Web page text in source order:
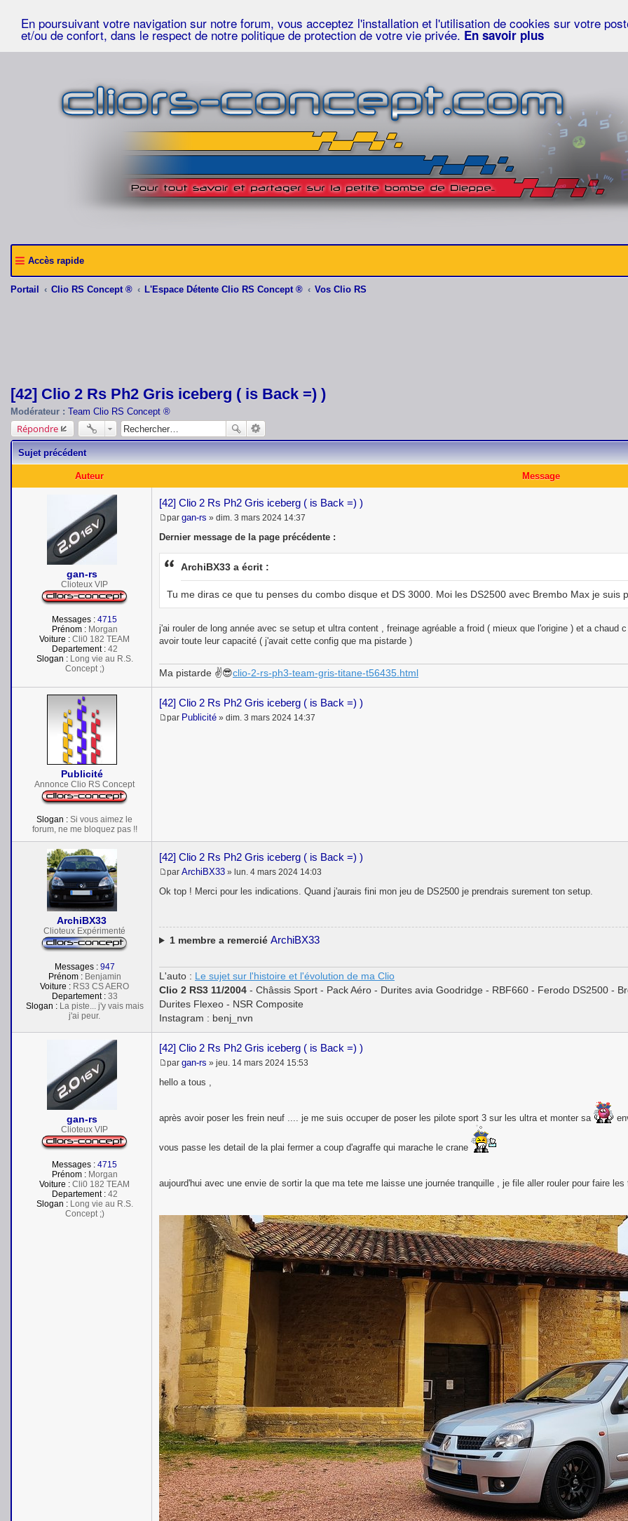
En poursuivant votre navigation sur notre forum, vous acceptez l'installation et l'utilisation de cookies sur votre
et/ou de confort, dans le respect de notre politique de protection de votre vie privée. En savoir plus
Accès rapide
Portail Clio RS Concept ® L'Espace Détente Clio RS Concept ® Vos Clio RS
[42] Clio 2 Rs Ph2 Gris iceberg ( is Back =) )
Modérateur : Team Clio RS Concept ®
Répondre
Sujet précédent
Auteur Message
gan-rs
Clioteux VIP
Messages : 4715
Prénom :Morgan
Voiture : Cli0 182 TEAM
Departement :42
Slogan :Long vie au R.S.
Concept ;)
[42] Clio 2 Rs Ph2 Gris iceberg ( is Back =) )
M
e
s
a
par gan-rs » dim. 3 mars 2024 14:37
Dernier message de la page précédente :
ArchiBX33 a écrit :
Tu me diras ce que tu penses du combo disque et DS 3000. Moi les DS2500 avec Brembo Max je suis
j'ai rouler de long année avec se setup et ultra content , freinage agréable a froid ( mieux que l'origine ) et a
avoir toute leur capacité ( j'avait cette config que ma pistarde )
Ma pistarde ✌😎clio-2-rs-ph3-team-gris-titane-t56435.html
Publicité
Annonce Clio RS Concept
Slogan : Si vous aimez le
forum, ne me bloquez pas !!
[42] Clio 2 Rs Ph2 Gris iceberg ( is Back =) )
M
par Publicité » dim. 3 mars 2024 14:37
ArchiBX33
Clioteux Expérimenté
Messages : 947
Prénom :Benjamin
Voiture : RS3 CS AERO
Departement :33
Slogan :La piste... j'y vais mais
j'ai peur.
[42] Clio 2 Rs Ph2 Gris iceberg ( is Back =) )
M
e
g
e
par ArchiBX33 » lun. 4 mars 2024 14:03
Ok top ! Merci pour les indications. Quand j'aurais fini mon jeu de DS2500 je prendrais surement ton setup.
1membre a remercié ArchiBX33
L'auto : Le sujet sur l'histoire et l'évolution de ma Clio
Clio 2 RS3 11/2004 - Châssis Sport - Pack Aéro - Durites avia Goodridge - RBF660 - Ferodo DS2500 -
Durites Flexeo - NSR Composite
Instagram : benj_nvn
gan-rs
Clioteux VIP
Messages : 4715
Prénom :Morgan
Voiture : Cli0 182 TEAM
Departement :42
Slogan :Long vie au R.S.
Concept ;)
[42] Clio 2 Rs Ph2 Gris iceberg ( is Back =) )
e
g
par gan-rs » jeu. 14 mars 2024 15:53
hello a tous ,
après avoir poser les frein neuf .... je me suis occuper de poser les pilote sport 3 sur les ultra et monter sa
vous passe les detail de la plai fermer a coup d'agraffe qui marache le crane
aujourd'hui avec une envie de sortir la que ma tete me laisse une journée tranquille , je file aller rouler pour faire